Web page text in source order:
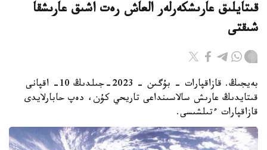
قىتايلىق عارىشكەرلەر العاش رەت اشىق عارىشقا
شىقتى
بەيجىڭ. قازاقپارات - بۇگىن - 2023-جىلدىڭ 10- اقپانى
قىتايدىڭ عارىش سالاسىنداعى تاريحي كۇن، دەپ حابارلايدى
قازاقپارات ءتىلشىسى.